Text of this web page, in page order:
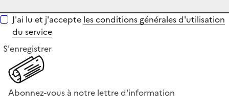
J'ai lu et j'accepte les conditions générales d'utilisation
du service
S'enregistrer
Abonnez-vous à notre lettre d'information